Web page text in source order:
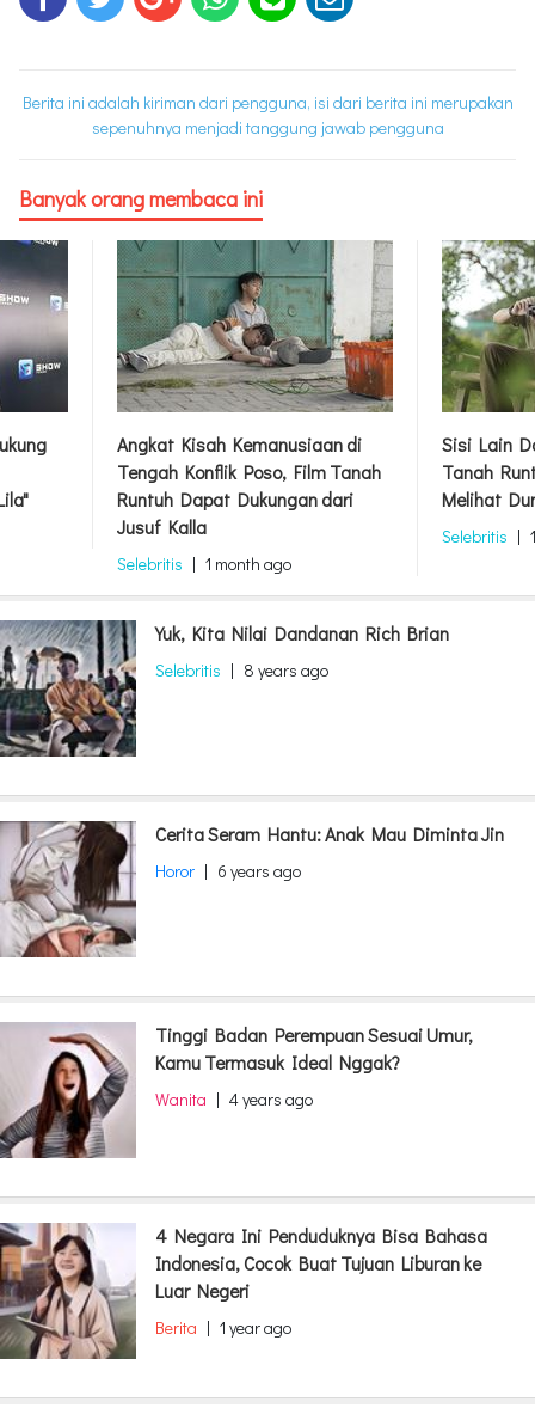
Berita ini adalah kiriman dari pengguna, isi dari berita ini merupakan
sepenuhnya menjadi tanggung jawab pengguna
Banyak orang membaca ini
Angkat Kisah Kemanusiaan di
Tengah Konflik Poso, Film Tanah
Runtuh Dapat Dukungan dari
Jusuf Kalla
Selebritis | 1 month ago
Sisi Lain
Tanah
Melihat
Selebritis |
Yuk, Kita Nilai Dandanan Rich Brian
Selebritis | 8 years ago
Cerita Seram Hantu: Anak Mau Diminta Jin
Horor | 6 years ago
Tinggi Badan Perempuan Sesuai Umur,
Kamu Termasuk Ideal Nggak?
Wanita | 4 years ago
4 Negara Ini Penduduknya Bisa Bahasa
Indonesia, Cocok Buat Tujuan Liburan ke
Luar Negeri
Berita | 1 year ago